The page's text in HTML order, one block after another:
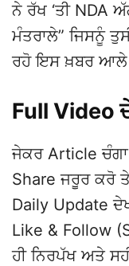
ਨੇ ਰੱਖ ‘ਤੀ NDA
ਮੰਤਰਾਲੇ” ਜਿਸਨੂੰ
ਰਹੋ ਇਸ ਖ਼ਬਰ ਆਲੇ
Full Video
ਜੇਕਰ Article
Share ਜਰੂਰ ਕਰੋ
Daily Update
Like & Follow
ਹੀ ਨਿਰਪੱਖ ਅਤੇ